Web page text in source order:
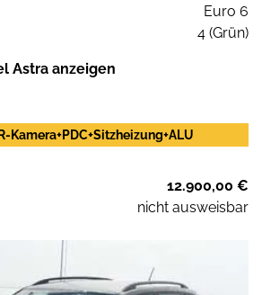
Euro 6
4 (Grün)
Astra anzeigen
Kamera+PDC+Sitzheizung+ALU
12.900,00 €
nicht ausweisbar